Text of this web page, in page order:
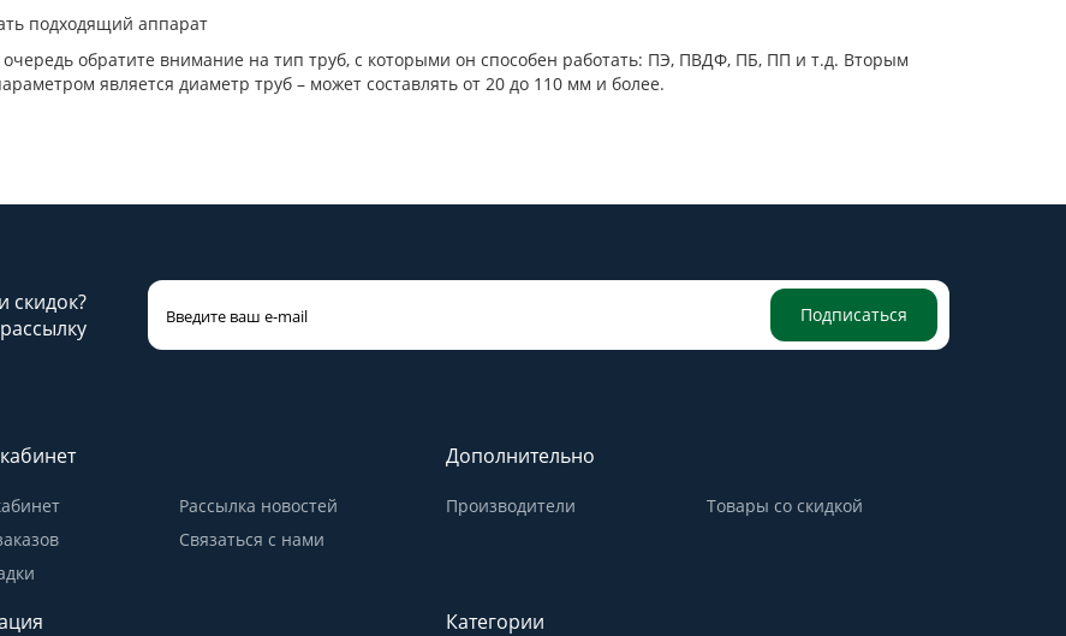
подходящий аппарат
обратите внимание на тип труб, с которыми он способен работать: ПЭ, ПВДФ, ПБ, ПП и т.д. Вторым
является диаметр труб – может составлять от 20 до 110 мм и более.
скидок?
Подписаться
Рассылка новостей
Связаться с нами
Дополнительно
Производители Товары со скидкой
Категории